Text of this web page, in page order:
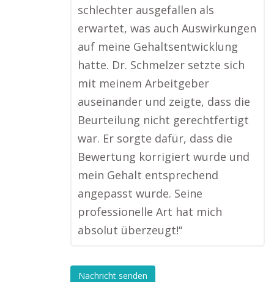
schlechter ausgefallen als
erwartet, was auch Auswirkungen
auf meine Gehaltsentwicklung
hatte. Dr. Schmelzer setzte sich
mit meinem Arbeitgeber
auseinander und zeigte, dass die
Beurteilung nicht gerechtfertigt
war. Er sorgte dafür, dass die
Bewertung korrigiert wurde und
mein Gehalt entsprechend
angepasst wurde. Seine
professionelle Art hat mich
absolut überzeugt!“
Nachricht senden